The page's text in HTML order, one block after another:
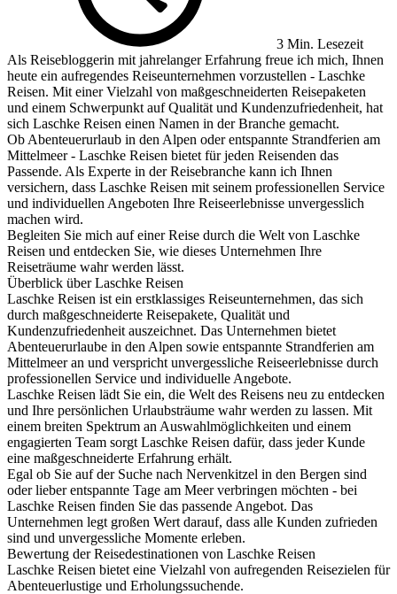
3 Min. Lesezeit
Als Reisebloggerin mit jahrelanger Erfahrung freue ich mich, Ihnen
heute ein aufregendes Reiseunternehmen vorzustellen - Laschke
Reisen. Mit einer Vielzahl von maßgeschneiderten Reisepaketen
und einem Schwerpunkt auf Qualität und Kundenzufriedenheit, hat
sich Laschke Reisen einen Namen in der Branche gemacht.
Ob Abenteuerurlaub in den Alpen oder entspannte Strandferien am
Mittelmeer - Laschke Reisen bietet für jeden Reisenden das
Passende. Als Experte in der Reisebranche kann ich Ihnen
versichern, dass Laschke Reisen mit seinem professionellen Service
und individuellen Angeboten Ihre Reiseerlebnisse unvergesslich
machen wird.
Begleiten Sie mich auf einer Reise durch die Welt von Laschke
Reisen und entdecken Sie, wie dieses Unternehmen Ihre
Reiseträume wahr werden lässt.
Überblick über Laschke Reisen
Laschke Reisen ist ein erstklassiges Reiseunternehmen, das sich
durch maßgeschneiderte Reisepakete, Qualität und
Kundenzufriedenheit auszeichnet. Das Unternehmen bietet
Abenteuerurlaube in den Alpen sowie entspannte Strandferien am
Mittelmeer an und verspricht unvergessliche Reiseerlebnisse durch
professionellen Service und individuelle Angebote.
Laschke Reisen lädt Sie ein, die Welt des Reisens neu zu entdecken
und Ihre persönlichen Urlaubsträume wahr werden zu lassen. Mit
einem breiten Spektrum an Auswahlmöglichkeiten und einem
engagierten Team sorgt Laschke Reisen dafür, dass jeder Kunde
eine maßgeschneiderte Erfahrung erhält.
Egal ob Sie auf der Suche nach Nervenkitzel in den Bergen sind
oder lieber entspannte Tage am Meer verbringen möchten - bei
Laschke Reisen finden Sie das passende Angebot. Das
Unternehmen legt großen Wert darauf, dass alle Kunden zufrieden
sind und unvergessliche Momente erleben.
Bewertung der Reisedestinationen von Laschke Reisen
Laschke Reisen bietet eine Vielzahl von aufregenden Reisezielen für
Abenteuerlustige und Erholungssuchende.